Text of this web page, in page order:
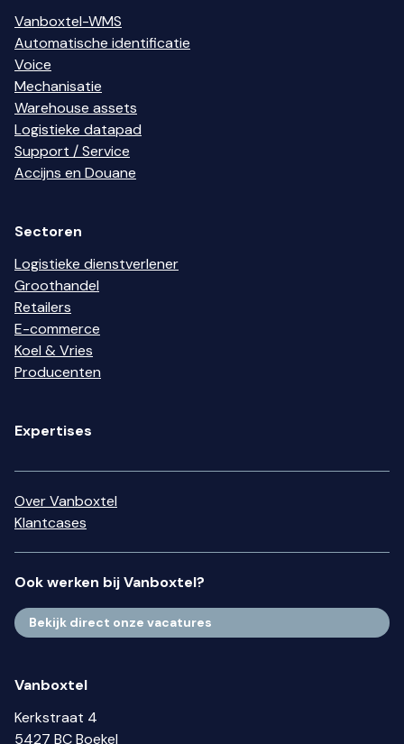
Vanboxtel-WMS
Automatische identificatie
Voice
Mechanisatie
Warehouse assets
Logistieke datapad
Support / Service
Accijns en Douane
Sectoren
Logistieke dienstverlener
Groothandel
Retailers
E-commerce
Koel & Vries
Producenten
Expertises
Over Vanboxtel
Klantcases
Ook werken bij Vanboxtel?
Bekijk direct onze vacatures
Vanboxtel
Kerkstraat 4
5427 BC Boekel